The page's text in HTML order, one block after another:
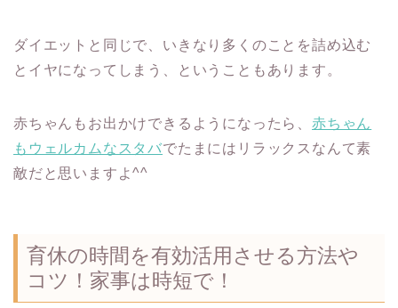
ダイエットと同じで、いきなり多くのことを詰め込む
とイヤになってしまう、ということもあります。
赤ちゃんもお出かけできるようになったら、赤ちゃん
もウェルカムなスタバでたまには リラックスなんて素
敵だと思いますよ^^
育休の時間を有効活用させる方法や
コツ！家事は時短で！